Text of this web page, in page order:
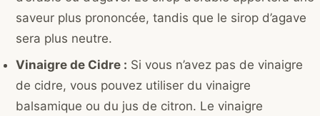
saveur plus prononcée, tandis que le sirop d’agave
sera plus neutre.
Vinaigre de Cidre : Si vous n’avez pas de vinaigre
de cidre, vous pouvez utiliser du vinaigre
balsamique ou du jus de citron. Le vinaigre